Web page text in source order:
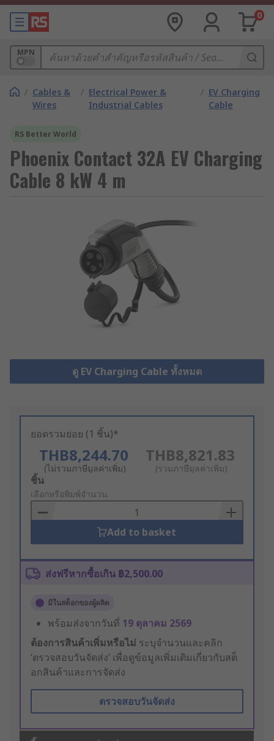
0
MPN
/ Cables &
Wires
/ Electrical Power &
Industrial Cables
/ EV Charging
Cable
RS Better World
Phoenix Contact 32A EV Charging
Cable 8 kW 4 m
ดู EV Charging Cable ทั้งหมด
ยอดรวมย่อย (1 ชิ้น)*
THB8,244.70
(ไม่รวมภาษีมูลค่าเพิ่ม)
THB8,821.83
(รวมภาษีมูลค่าเพิ่ม)
Add
to
Basket
ชิ้น
เลือกหรือพิมพ์จำนวน
Add to basket
ส่งฟรีหากซื้อเกิน ฿2,500.00
มีในสต็อกของผู้ผลิต
พร้อมส่งจากวันที่ 19 ตุลาคม 2569
ต้องการสินค้าเพิ่มหรือไม่ ระบุจำนวนและคลิก
‘ตรวจสอบวันจัดส่ง’ เพื่อดูข้อมูลเพิ่มเติมเกี่ยวกับสต็
อกสินค้าและการจัดส่ง
ตรวจสอบวันจัดส่ง